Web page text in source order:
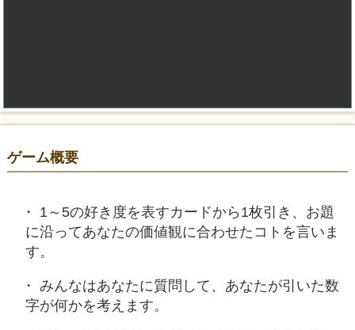
ゲーム概要
1～5の好き度を表すカードから1枚引き、お題
に沿ってあなたの価値観に合わせたコトを言いま
す。
みんなはあなたに質問して、あなたが引いた数
字が何かを考えます。